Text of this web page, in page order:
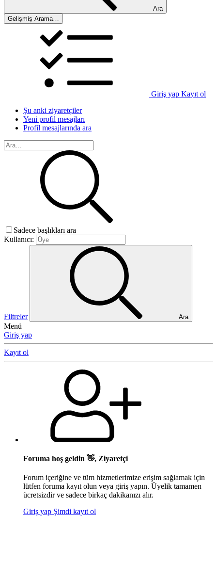
Ara
Gelişmiş Arama…
Giriş yap Kayıt ol
Şu anki ziyaretçiler
Yeni profil mesajları
Profil mesajlarında ara
Sadece başlıkları ara
Kullanıcı:
Filtreler Ara
Menü
Giriş yap
Kayıt ol
Foruma hoş geldin 👋, Ziyaretçi
Forum içeriğine ve tüm hizmetlerimize erişim sağlamak için
lütfen foruma kayıt olun veya giriş yapın. Üyelik tamamen
ücretsizdir ve sadece birkaç dakikanızı alır.
Giriş yap Şimdi kayıt ol